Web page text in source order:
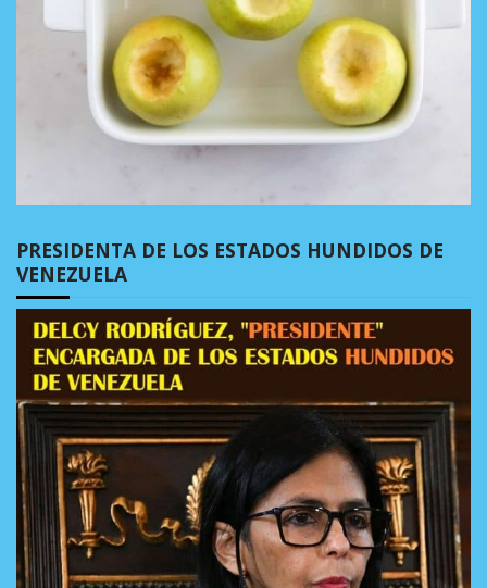
PRESIDENTA DE LOS ESTADOS HUNDIDOS DE
VENEZUELA